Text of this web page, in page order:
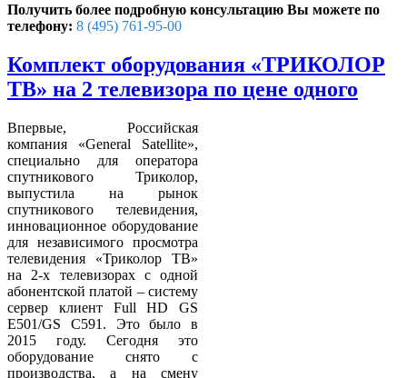
Получить более подробную консультацию Вы можете по
телефону: 8 (495) 761-95-00
Комплект оборудования «ТРИКОЛОР
ТВ» на 2 телевизора по цене одного
Впервые, Российская
компания «General Satellite»,
специально для оператора
спутникового Триколор,
выпустила на рынок
спутникового телевидения,
инновационное оборудование
для независимого просмотра
телевидения «Триколор ТВ»
на 2-х телевизорах с одной
абонентской платой – систему
сервер клиент Full HD GS
E501/GS C591. Это было в
2015 году. Сегодня это
оборудование снято с
производства, а на смену